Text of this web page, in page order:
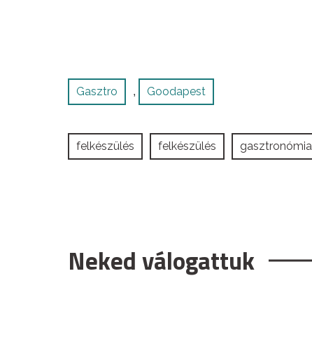
Gasztro , Goodapest
felkészülés felkészülés gasztronómia
Neked válogattuk